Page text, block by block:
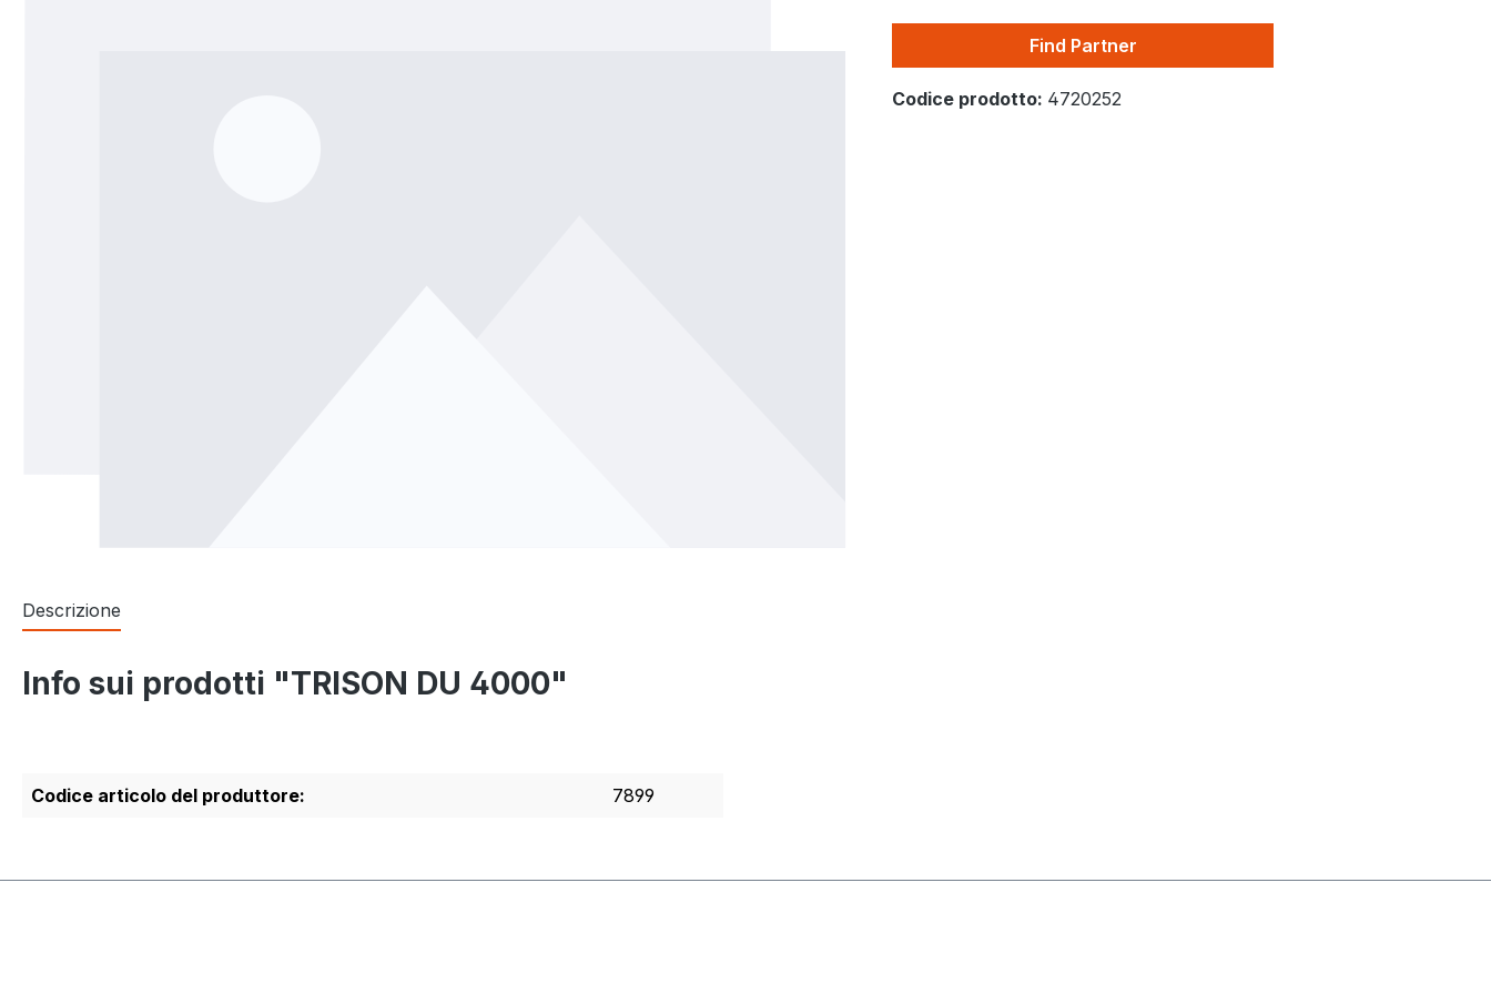
Find Partner
Codice prodotto: 4720252
Descrizione
Info sui prodotti "TRISON DU 4000"
Codice articolo del produttore: 7899